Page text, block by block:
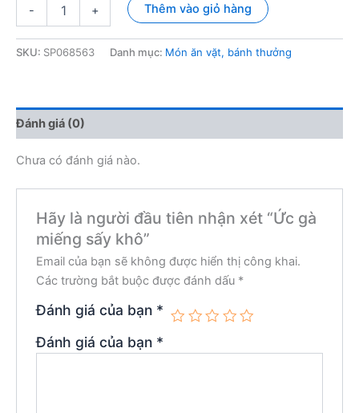
-
sấy
+ Thêm vào giỏ hàng
SKU: SP068563 Danh mục: Món ăn vặt, bánh thưởng
Đánh giá (0)
Chưa có đánh giá nào.
Hãy là người đầu tiên nhận xét “Ức gà
miếng sấy khô”
Email của bạn sẽ không được hiển thị công khai.
Các trường bắt buộc được đánh dấu *
Đánh giá của bạn *
Đánh giá của bạn *